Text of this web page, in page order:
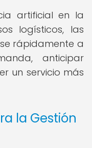
artificial en la
logísticos, las
rápidamente a
anticipar
un servicio más
la Gestión